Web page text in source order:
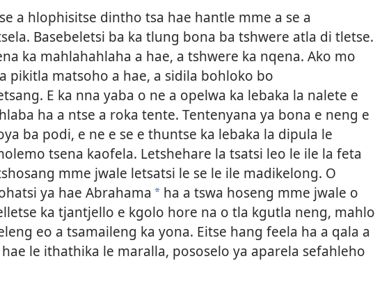
se a hlophisitse dintho tsa hae hantle mme a se a
Basebeletsi ba ka tlung bona ba tshwere atla di tletse.
ka mahlahahlaha a hae, a tshwere ka nqena. Ako mo
pikitla matsoho a hae, a sidila bohloko bo
E ka nna yaba o ne a opelwa ka lebaka la nalete e
ha a ntse a roka tente. Tentenyana ya bona e neng e
ba podi, e ne e se e thuntse ka lebaka la dipula le
tsena kaofela. Letshehare la tsatsi leo le ile la feta
mme jwale letsatsi le se le ile madikelong. O
ya hae Abrahama * ha a tswa hoseng mme jwale o
ka tjantjello e kgolo hore na o tla kgutla neng, mahlo
eo a tsamaileng ka yona. Eitse hang feela ha a qala a
le ithathika le maralla, pososelo ya aparela sefahleho